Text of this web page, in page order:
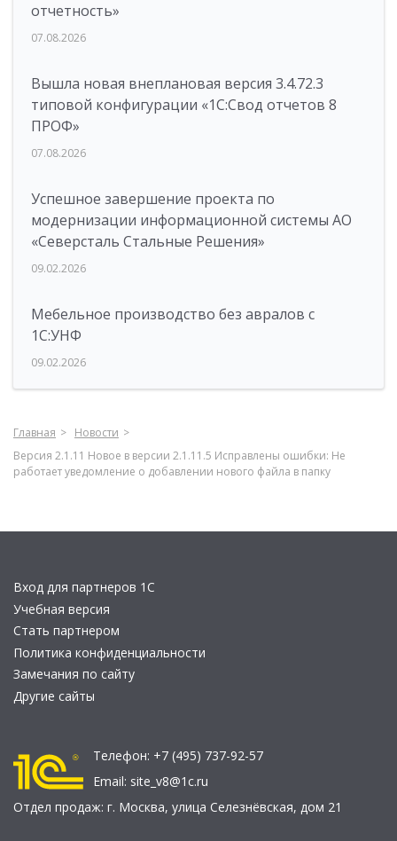
отчетность»
07.08.2026
Вышла новая внеплановая версия 3.4.72.3
типовой конфигурации «1C:Свод отчетов 8
ПРОФ»
07.08.2026
Успешное завершение проекта по
модернизации информационной системы АО
«Северсталь Стальные Решения»
09.02.2026
Мебельное производство без авралов с
1С:УНФ
09.02.2026
Главная
Новости
Версия 2.1.11 Новое в версии 2.1.11.5 Исправлены ошибки: Не
работает уведомление о добавлении нового файла в папку
Вход для партнеров 1С
Учебная версия
Стать партнером
Политика конфиденциальности
Замечания по сайту
Другие сайты
Телефон: +7 (495) 737-92-57
Email: site_v8@1c.ru
Отдел продаж: г. Москва, улица Селезнёвская, дом 21